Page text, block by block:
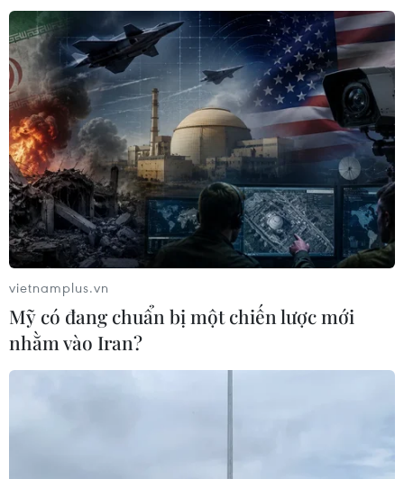
Di dời hộ dân bị ảnh
hưởng bụi, mùi khét, tiếng
ồn từ Trung tâm Điện lực
Vĩnh Tân
07/08/2026 07:10
Hà Nội quyết liệt xử lý các
"điểm nghẽn" úng ngập,
môi trường đô thị
07/08/2026 06:51
Xem thêm
CƠ QUAN CHỦ QUẢN: THÔNG TẤN XÃ VIỆT NAM
Tổng Biên tập: TRẦN TIẾN DUẨN
vietnamplus.vn
Mỹ có đang chuẩn bị một chiến lược mới
nhằm vào Iran?